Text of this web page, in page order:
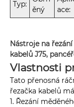
Typ:
ěný
ace:
Nástroje na
kabelů J75,
Vlastnosti
Tato přenosná
řezačka kabelů
1. Řezání